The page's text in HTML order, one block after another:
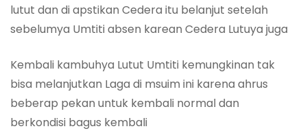
lutut dan di apstikan Cedera itu belanjut setelah
sebelumya Umtiti absen karean Cedera Lutuya juga
Kembali kambuhya Lutut Umtiti kemungkinan tak
bisa melanjutkan Laga di msuim ini karena ahrus
beberap pekan untuk kembali normal dan
berkondisi bagus kembali